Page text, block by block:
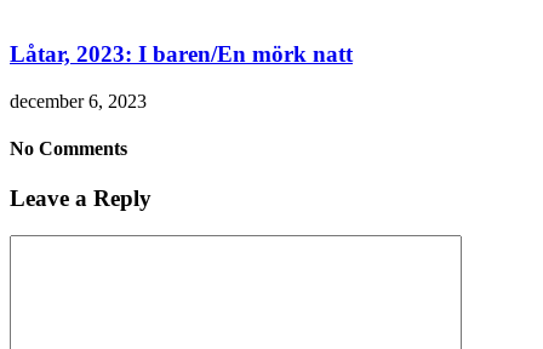
Låtar, 2023: I baren/En mörk natt
december 6, 2023
No Comments
Leave a Reply